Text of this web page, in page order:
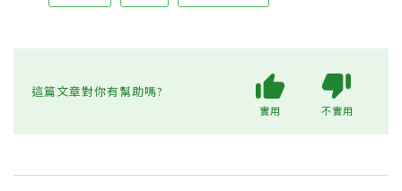
這篇文章對你有幫助嗎?
實用 不實用